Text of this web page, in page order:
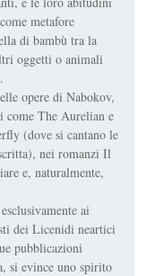
metafore
di bambù tra la
oggetti o animali
opere di Nabokov,
come The Aurelian e
(dove si cantano le
nei romanzi Il
e, naturalmente,
ai
dei Licenidi neartici
pubblicazioni
si evince uno spirito